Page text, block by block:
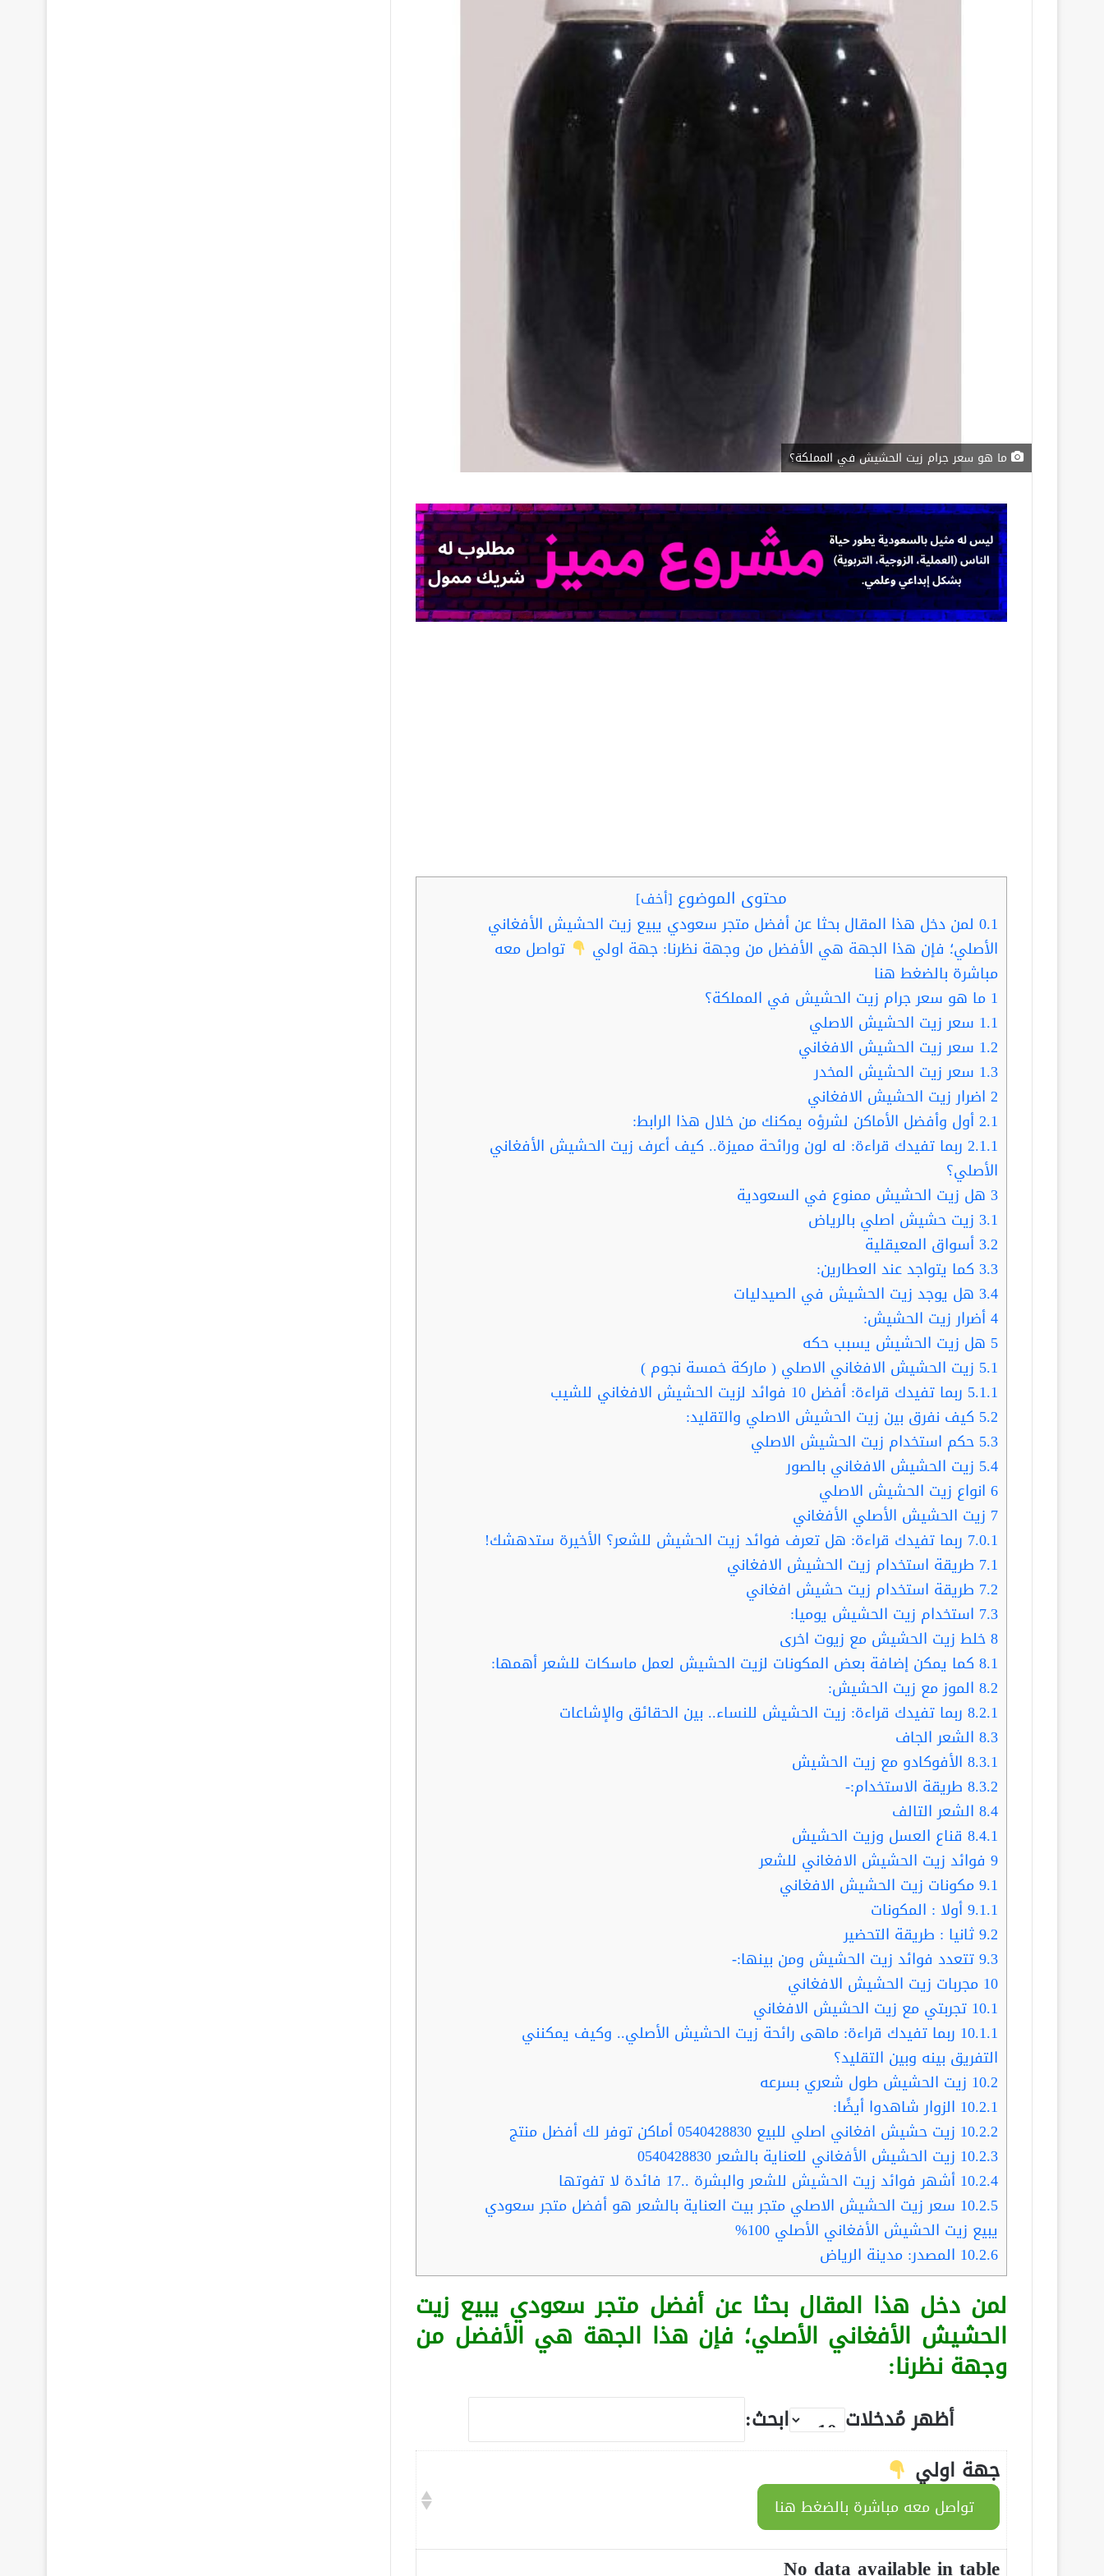
ما هو سعر جرام زيت الحشيش في المملكة؟
محتوى الموضوع [أخف]
0.1 لمن دخل هذا المقال بحثا عن أفضل متجر سعودي يبيع زيت الحشيش الأفغاني
الأصلي؛ فإن هذا الجهة هي الأفضل من وجهة نظرنا: جهة اولي
تواصل معه
مباشرة بالضغط هنا
1 ما هو سعر جرام زيت الحشيش في المملكة؟
1.1 سعر زيت الحشيش الاصلي
1.2 سعر زيت الحشيش الافغاني
1.3 سعر زيت الحشيش المخدر
2 اضرار زيت الحشيش الافغاني
2.1أول وأفضل الأماكن لشرؤه يمكنك من خلال هذا الرابط:
2.1.1 ربما تفيدك قراءة: له لون ورائحة مميزة.. كيف أعرف زيت الحشيش الأفغاني
الأصلي؟
3 هل زيت الحشيش ممنوع في السعودية
3.1 زيت حشيش اصلي بالرياض
3.2أسواق المعيقلية
3.3 كما يتواجد عند العطارين:
3.4 هل يوجد زيت الحشيش في الصيدليات
4أضرار زيت الحشيش:
5 هل زيت الحشيش يسبب حكه
5.1 زيت الحشيش الافغاني الاصلي ( ماركة خمسة نجوم )
5.1.1 ربما تفيدك قراءة: أفضل 10 فوائد لزيت الحشيش الافغاني للشيب
5.2 كيف نفرق بين زيت الحشيش الاصلي والتقليد:
5.3 حكم استخدام زيت الحشيش الاصلي
5.4 زيت الحشيش الافغاني بالصور
6 انواع زيت الحشيش الاصلي
7 زيت الحشيش الأصلي الأفغاني
7.0.1 ربما تفيدك قراءة: هل تعرف فوائد زيت الحشيش للشعر؟ الأخيرة ستدهشك!
7.1 طريقة استخدام زيت الحشيش الافغاني
7.2 طريقة استخدام زيت حشيش افغاني
7.3 استخدام زيت الحشيش يوميا:
8خلط زيت الحشيش مع زيوت اخرى
8.1 كما يمكن إضافة بعض المكونات لزيت الحشيش لعمل ماسكات للشعر أهمها:
8.2 الموز مع زيت الحشيش:
8.2.1 ربما تفيدك قراءة: زيت الحشيش للنساء.. بين الحقائق والإشاعات
8.3 الشعر الجاف
8.3.1 الأفوكادو مع زيت الحشيش
8.3.2 طريقة الاستخدام:-
8.4 الشعر التالف
8.4.1 قناع العسل وزيت الحشيش
9 فوائد زيت الحشيش الافغاني للشعر
9.1مكونات زيت الحشيش الافغاني
9.1.1أولا : المكونات
9.2ثانيا : طريقة التحضير
9.3تتعدد فوائد زيت الحشيش ومن بينها:-
10 مجربات زيت الحشيش الافغاني
10.1 تجربتي مع زيت الحشيش الافغاني
10.1.1 ربما تفيدك قراءة: ماهى رائحة زيت الحشيش الأصلي.. وكيف يمكنني
التفريق بينه وبين التقليد؟
10.2 زيت الحشيش طول شعري بسرعه
10.2.1 الزوار شاهدوا أيضًا:
10.2.2 زيت حشيش افغاني اصلي للبيع 0540428830 أماكن توفر لك أفضل منتج
10.2.3 زيت الحشيش الأفغاني للعناية بالشعر 0540428830
10.2.4 أشهر فوائد زيت الحشيش للشعر والبشرة ..17 فائدة لا تفوتها
10.2.5 سعر زيت الحشيش الاصلي متجر بيت العناية بالشعر هو أفضل متجر سعودي
يبيع زيت الحشيش الأفغاني الأصلي 100%
10.2.6 المصدر: مدينة الرياض
لمن دخل هذا المقال بحثا عن أفضل متجر سعودي يبيع زيت
الحشيش الأفغاني الأصلي؛ فإن هذا الجهة هي الأفضل من
وجهة نظرنا:
أظهر مُدخلات
ابحث:
جهة اولي
تواصل معه مباشرة بالضغط هنا